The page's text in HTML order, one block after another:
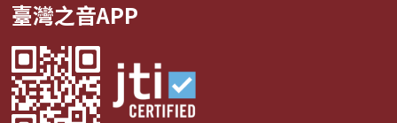
臺灣之音APP